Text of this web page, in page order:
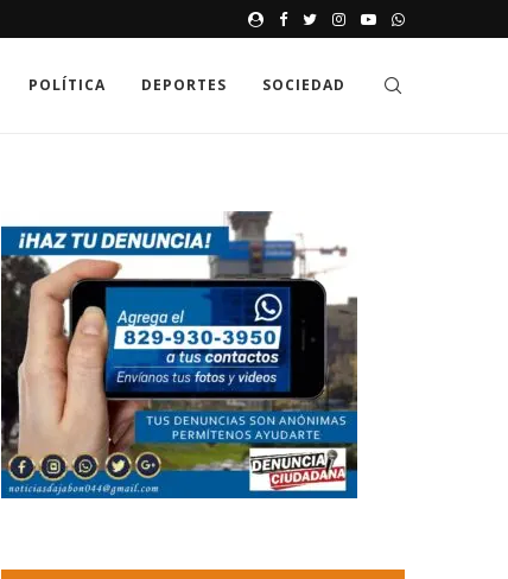
JAK GDZIE MOŻNA
POLÍTICA DEPORTES SOCIEDAD